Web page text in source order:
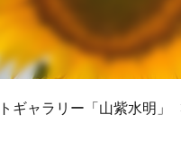
ギャラリー「山紫水明」